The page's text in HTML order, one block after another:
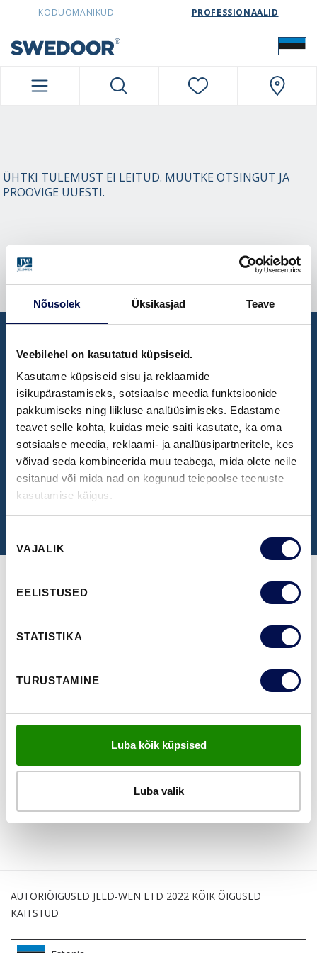
Nõusolek Üksikasjad Teave
Veebilehel on kasutatud küpsiseid.
Kasutame küpsiseid sisu ja reklaamide
isikupärastamiseks, sotsiaalse meedia funktsioonide
pakkumiseks ning liikluse analüüsimiseks. Edastame
teavet selle kohta, kuidas meie saiti kasutate, ka oma
sotsiaalse meedia, reklaami- ja analüüsipartneritele, kes
võivad seda kombineerida muu teabega, mida olete neile
esitanud või mida nad on kogunud teiepoolse teenuste
kasutamise käigus.
valik
VAJALIK
EELISTUSED
STATISTIKA
TURUSTAMINE
Luba kõik küpsised
Luba valik
SWEDOORESTONIA NAVIGATION
KODUOMANIKUD PROFESSIONAALID
ÜHTKI TULEMUST EI LEITUD. MUUTKE OTSINGUT JA
PROOVIGE UUESTI.
INSPIRATSIOON
KASULIKKU
JÄLGI MEID
NÄIDISTESAAL
Broneeri aeg Swedoori näidistesaali
külastamiseks
BRONEERI KÜLASTUS
AUTORIÕIGUSED JELD-WEN LTD 2022 KÕIK ÕIGUSED
KAITSTUD